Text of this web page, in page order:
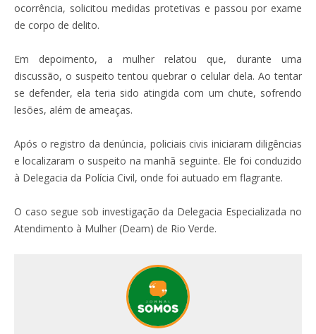
ocorrência, solicitou medidas protetivas e passou por exame
de corpo de delito.
Em depoimento, a mulher relatou que, durante uma
discussão, o suspeito tentou quebrar o celular dela. Ao tentar
se defender, ela teria sido atingida com um chute, sofrendo
lesões, além de ameaças.
Após o registro da denúncia, policiais civis iniciaram diligências
e localizaram o suspeito na manhã seguinte. Ele foi conduzido
à Delegacia da Polícia Civil, onde foi autuado em flagrante.
O caso segue sob investigação da Delegacia Especializada no
Atendimento à Mulher (Deam) de Rio Verde.